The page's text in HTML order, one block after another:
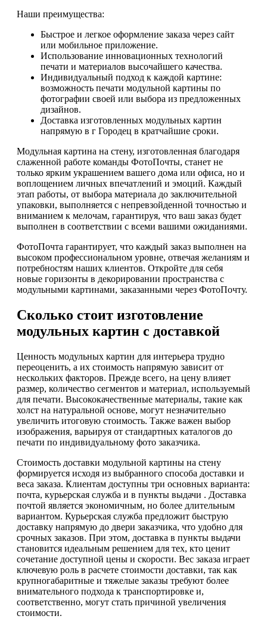
Наши преимущества:
Быстрое и легкое оформление заказа через сайт
или мобильное приложение.
Использование инновационных технологий
печати и материалов высочайшего качества.
Индивидуальный подход к каждой картине:
возможность печати модульной картины по
фотографии своей или выбора из предложенных
дизайнов.
Доставка изготовленных модульных картин
напрямую в г Городец в кратчайшие сроки.
Модульная картина на стену, изготовленная благодаря
слаженной работе команды ФотоПочты, станет не
только ярким украшением вашего дома или офиса, но и
воплощением личных впечатлений и эмоций. Каждый
этап работы, от выбора материала до заключительной
упаковки, выполняется с непревзойденной точностью и
вниманием к мелочам, гарантируя, что ваш заказ будет
выполнен в соответствии с всеми вашими ожиданиями.
ФотоПочта гарантирует, что каждый заказ выполнен на
высоком профессиональном уровне, отвечая желаниям и
потребностям наших клиентов. Откройте для себя
новые горизонты в декорировании пространства с
модульными картинами, заказанными через ФотоПочту.
Сколько стоит изготовление
модульных картин с доставкой
Ценность модульных картин для интерьера трудно
переоценить, а их стоимость напрямую зависит от
нескольких факторов. Прежде всего, на цену влияет
размер, количество сегментов и материал, используемый
для печати. Высококачественные материалы, такие как
холст на натуральной основе, могут незначительно
увеличить итоговую стоимость. Также важен выбор
изображения, варьируя от стандартных каталогов до
печати по индивидуальному фото заказчика.
Стоимость доставки модульной картины на стену
формируется исходя из выбранного способа доставки и
веса заказа. Клиентам доступны три основных варианта:
почта, курьерская служба и в пункты выдачи . Доставка
почтой является экономичным, но более длительным
вариантом. Курьерская служба предложит быструю
доставку напрямую до двери заказчика, что удобно для
срочных заказов. При этом, доставка в пункты выдачи
становится идеальным решением для тех, кто ценит
сочетание доступной цены и скорости. Вес заказа играет
ключевую роль в расчете стоимости доставки, так как
крупногабаритные и тяжелые заказы требуют более
внимательного подхода к транспортировке и,
соответственно, могут стать причиной увеличения
стоимости.